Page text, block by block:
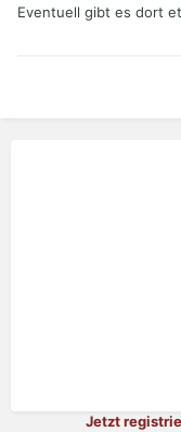
Eventuell gibt es dort
Jetzt